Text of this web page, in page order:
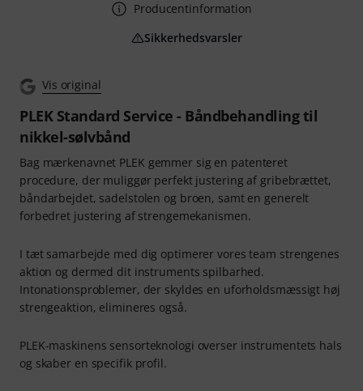
Vis original
PLEK Standard Service - Båndbehandling til
nikkel-sølvbånd
Bag mærkenavnet PLEK gemmer sig en patenteret
procedure, der muliggør perfekt justering af gribebrættet,
båndarbejdet, sadelstolen og broen, samt en generelt
forbedret justering af strengemekanismen.
I tæt samarbejde med dig optimerer vores team strengenes
aktion og dermed dit instruments spilbarhed.
Intonationsproblemer, der skyldes en uforholdsmæssigt høj
strengeaktion, elimineres også.
PLEK-maskinens sensorteknologi overser instrumentets hals
og skaber en specifik profil.
Producentinformation
Sikkerhedsvarsler